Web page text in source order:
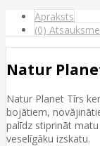
Apraksts
(0)
Natur
Natur Planet Tīrs
bojātiem,
palīdz stiprināt
veselīgāku izskatu.